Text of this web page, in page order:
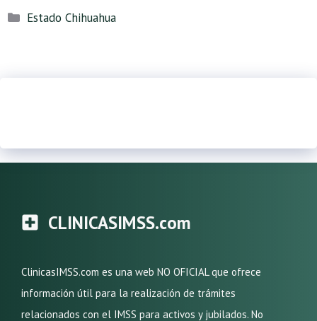
Categorías
Estado Chihuahua
CLINICASIMSS.com
ClinicasIMSS.com es una web NO OFICIAL que ofrece
información útil para la realización de trámites
relacionados con el IMSS para activos y jubilados. No